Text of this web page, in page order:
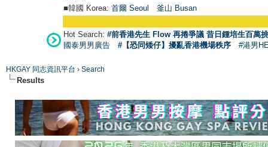
■韓國 Korea: 首爾 Seoul 釜山 Busan
Hot Search: #前香港先生 Flow 再捲爭議 昔日鍾培生百萬
國泰男男廣告
#【恐同矮仔】擾亂香港機場秩序 #港男
HKGAY 同志資訊平台 › Search
Results